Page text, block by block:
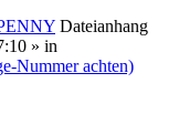
Dateianhang
» in
Nummer achten)